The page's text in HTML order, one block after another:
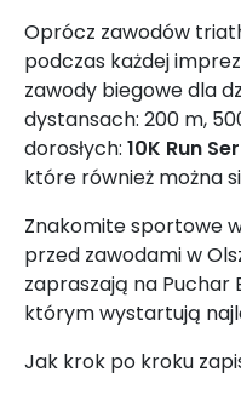
Oprócz zawodów
podczas każdej
zawody biegowe dla
dystansach: 200 m,
dorosłych: 10K Run
które również można
Znakomite sportowe
przed zawodami w
zapraszają na Puchar
którym wystartują
Jak krok po kroku